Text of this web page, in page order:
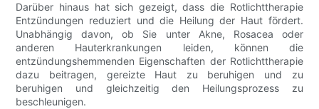
Darüber hinaus hat sich gezeigt, dass die Rotlichttherapie
Entzündungen reduziert und die Heilung der Haut fördert.
Unabhängig davon, ob Sie unter Akne, Rosacea oder
anderen Hauterkrankungen leiden, können die
entzündungshemmenden Eigenschaften der Rotlichttherapie
dazu beitragen, gereizte Haut zu beruhigen und zu
beruhigen und gleichzeitig den Heilungsprozess zu
beschleunigen.